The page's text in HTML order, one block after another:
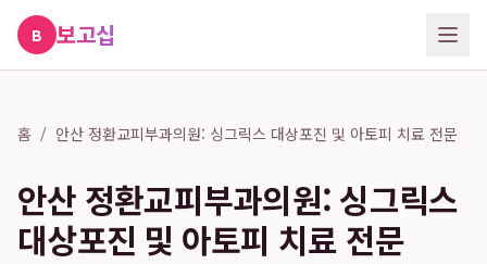
B 보고십
홈 / 안산 정환교피부과의원: 싱그릭스 대상포진 및 아토피 치료 전문
안산 정환교피부과의원: 싱그릭스
대상포진 및 아토피 치료 전문